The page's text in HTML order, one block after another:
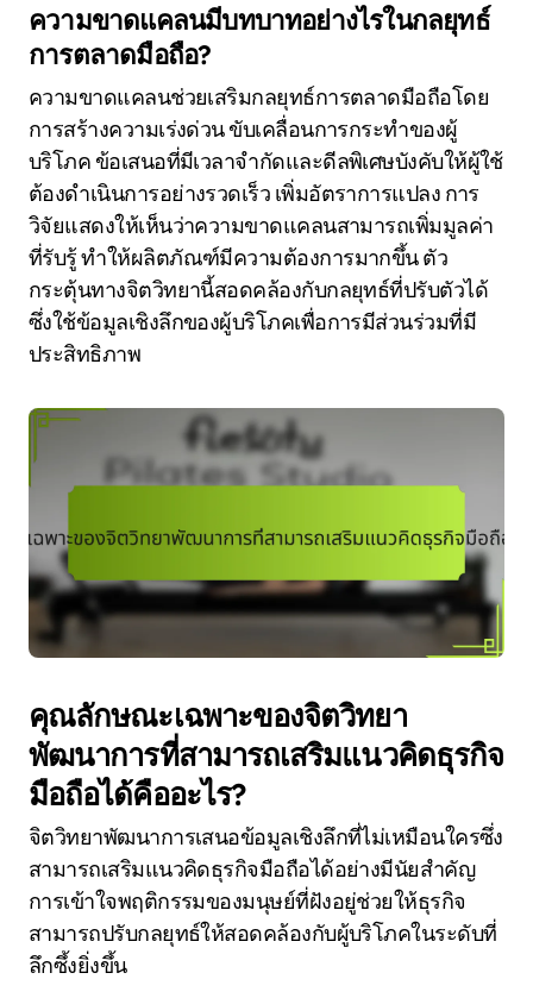
ความขาดแคลนมีบทบาทอย่างไรในกลยุทธ์
การตลาดมือถือ?
ความขาดแคลนช่วยเสริมกลยุทธ์การตลาดมือถือโดย
การสร้างความเร่งด่วน ขับเคลื่อนการกระทำของผู้
บริโภค ข้อเสนอที่มีเวลาจำกัดและดีลพิเศษบังคับให้ผู้ใช้
ต้องดำเนินการอย่างรวดเร็ว เพิ่มอัตราการแปลง การ
วิจัยแสดงให้เห็นว่าความขาดแคลนสามารถเพิ่มมูลค่า
ที่รับรู้ ทำให้ผลิตภัณฑ์มีความต้องการมากขึ้น ตัว
กระตุ้นทางจิตวิทยานี้สอดคล้องกับกลยุทธ์ที่ปรับตัวได้
ซึ่งใช้ข้อมูลเชิงลึกของผู้บริโภคเพื่อการมีส่วนร่วมที่มี
ประสิทธิภาพ
คุณลักษณะเฉพาะของจิตวิทยา
พัฒนาการที่สามารถเสริมแนวคิดธุรกิจ
มือถือได้คืออะไร?
จิตวิทยาพัฒนาการเสนอข้อมูลเชิงลึกที่ไม่เหมือนใครซึ่ง
สามารถเสริมแนวคิดธุรกิจมือถือได้อย่างมีนัยสำคัญ
การเข้าใจพฤติกรรมของมนุษย์ที่ฝังอยู่ช่วยให้ธุรกิจ
สามารถปรับกลยุทธ์ให้สอดคล้องกับผู้บริโภคในระดับที่
ลึกซึ้งยิ่งขึ้น